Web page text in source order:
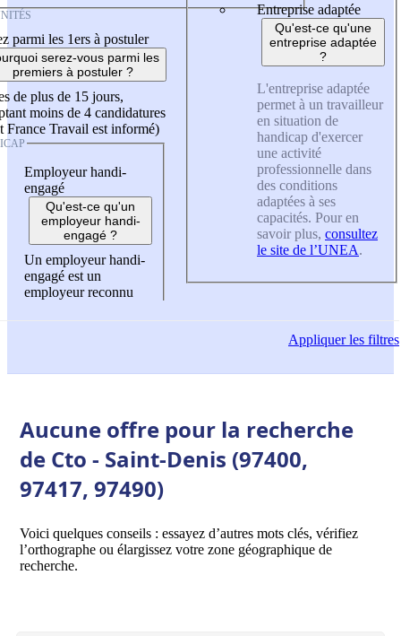
parmi les 1ers à postuler
serez-vous parmi les
premiers à postuler ?
de plus de 15 jours,
moins de 4 candidatures
France Travail est informé)
Employeur handi-
engagé
Qu'est-ce qu'un
employeur handi-
engagé ?
Un employeur handi-
engagé est un
employeur reconnu
Entreprise adaptée
Qu'est-ce qu'une
entreprise adaptée
?
L'entreprise adaptée
permet à un travailleur
en situation de
handicap d'exercer
une activité
professionnelle dans
des conditions
adaptées à ses
capacités. Pour en
savoir plus, consultez
le site de l’UNEA.
Appliquerles filtres
Aucune offre pour la recherche
de Cto - Saint-Denis (97400,
97417, 97490)
Voici quelques conseils : essayez d’autres mots clés, vérifiez
l’orthographe ou élargissez votre zone géographique de
recherche.